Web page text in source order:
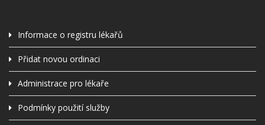
Informace o registru lékařů
Přidat novou ordinaci
Administrace pro lékaře
Podmínky použití služby